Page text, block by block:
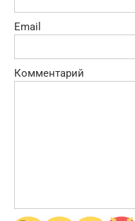
Email
Комментарий